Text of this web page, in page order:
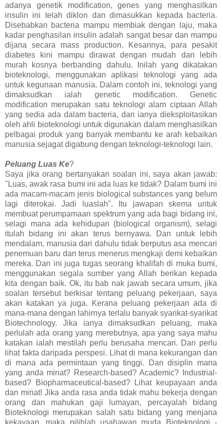
adanya genetik modification, genes yang menghasilkan
insulin ini telah diklon dan dimasukkan kepada bacteria.
Disebabkan bacteria mampu membiak dengan laju, maka
kadar penghasilan insulin adalah sangat besar dan mampu
dijana secara mass production. Kesannya, para pesakit
diabetes kini mampu dirawat dengan mudah dan lebih
murah kosnya berbanding dahulu. Inilah yang dikatakan
bioteknologi, menggunakan aplikasi teknologi yang ada
untuk kegunaan manusia. Dalam contoh ini, teknologi yang
dimaksudkan ialah genetic modification. Genetic
modification merupakan satu teknologi alam ciptaan Allah
yang sedia ada dalam bacteria, dan ianya dieksploitasikan
oleh ahli bioteknologi untuk digunakan dalam menghasilkan
pelbagai produk yang banyak membantu ke arah kebaikan
manusia sejagat digabung dengan teknologi-teknologi lain.
Peluang Luas Ke?
Saya jika orang bertanyakan soalan ini, saya akan jawab:
"Luas, awak rasa bumi ini ada luas ke tidak? Dalam bumi ini
ada macam-macam jenis biological substances yang belum
lagi diterokai. Jadi luaslah". Itu jawapan skema untuk
membuat perumpamaan spektrum yang ada bagi bidang ini,
selagi mana ada kehidupan (biological organism), selagi
itulah bidang ini akan terus bernyawa. Dan untuk lebih
mendalam, manusia dari dahulu tidak berputus asa mencari
penemuan baru dan terus menerus mengkaji demi kebaikan
mereka. Dan ini juga tugas seorang khalifah di muka bumi,
menggunakan segala sumber yang Allah berikan kepada
kita dengan baik. Ok, itu bab nak jawab secara umum, jika
soalan tersebut berkisar tentang peluang pekerjaan, saya
akan katakan ya juga. Kerana peluang pekerjaan ada di
mana-mana dengan lahirnya terlalu banyak syarikat-syarikat
Biotechnology. Jika ianya dimaksudkan peluang, maka
perlulah ada orang yang merebutnya, apa yang saya mahu
katakan ialah mestilah perlu berusaha mencari. Dan perlu
lihat fakta daripada perspesi. Lihat di mana kekurangan dan
di mana ada permintaan yang tinggi. Dan disiplin mana
yang anda minat? Research-based? Academic? Industrial-
based? Biopharmaceutical-based? Lihat keupayaan anda
dan minat! Jika anda rasa anda tidak mahu bekerja dengan
orang dan mahukan gaji lumayan, percayalah bidang
Bioteknologi merupakan salah satu bidang yang menjana
kekayaan, maka pilihlah usahawan muda Bioteknologi -